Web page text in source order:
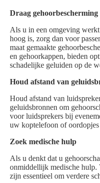
Draag gehoorbescherming
Als u in een omgeving
hoog is, zorg dan voor
maat gemaakte
en gehoorkappen, bieden
schadelijke geluiden op de
Houd afstand van
Houd afstand van
geluidsbronnen om
voor luidsprekers bij
uw koptelefoon of
Zoek medische hulp
Als u denkt dat u
onmiddellijk medische hulp.
zijn essentieel om verdere